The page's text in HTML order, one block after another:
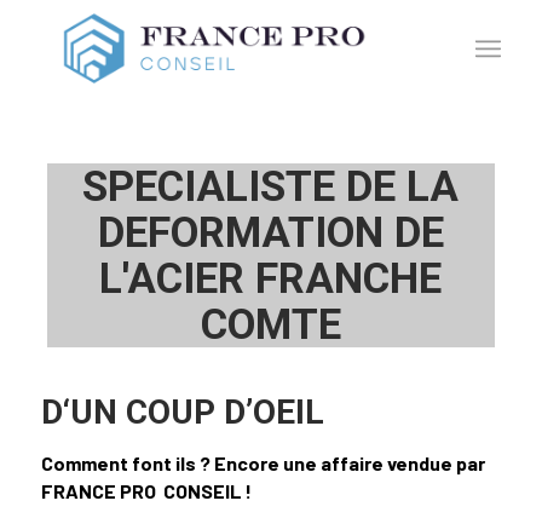
SPECIALISTE DE LA
DEFORMATION DE
L'ACIER FRANCHE
COMTE
D‘UN COUP D’OEIL
Comment font ils ? Encore une affaire vendue par
FRANCE PRO CONSEIL !